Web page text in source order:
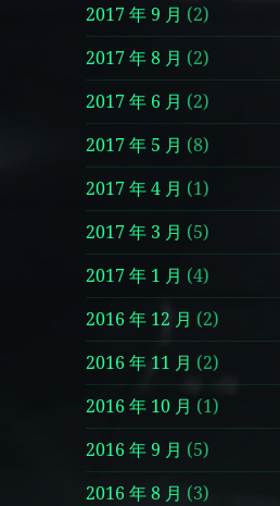
2017 年 9 月 (2)
2017 年 8 月 (2)
2017 年 6 月 (2)
2017 年 5 月 (8)
2017 年 4 月 (1)
2017 年 3 月 (5)
2017 年 1 月 (4)
2016 年 12 月 (2)
2016 年 11 月 (2)
2016 年 10 月 (1)
2016 年 9 月 (5)
2016 年 8 月 (3)